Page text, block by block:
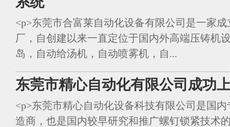
<p>东莞市合富莱自动化设备有限公司是一家
厂，自创建以来一直定位于国内外高端压铸机
岛，自动给汤机，自动喷雾机，自...
东莞市精心自动化有限公司成功
<p>东莞市精心自动化设备科技有限公司是国
造商，也是国内较早研究和推广螺钉锁紧技术